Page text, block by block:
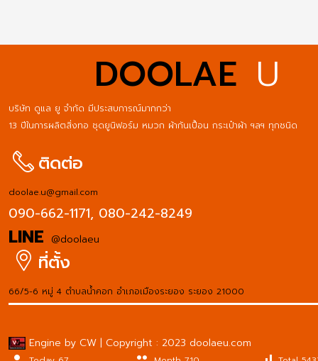
DOOLAE U
บริษัท ดูแล ยู จำกัด มีประสบการณ์มากกว่า
13 ปีในการผลิตสิ่งทอ ชุดยูนิฟอร์ม หมวก ผ้ากันเปื้อน กระเป๋าผ้า ฯลฯ ทุกชนิด
ติดต่อ
doolae.u@gmail.com
090-662-1171, 080-242-8249
LINE @doolaeu
ที่ตั้ง
66/5-6 หมู่ 4 ตำบลน้ำคอก อำเภอเมืองระยอง ระยอง 21000
Engine by CW | Copyright : 2023 doolaeu.com